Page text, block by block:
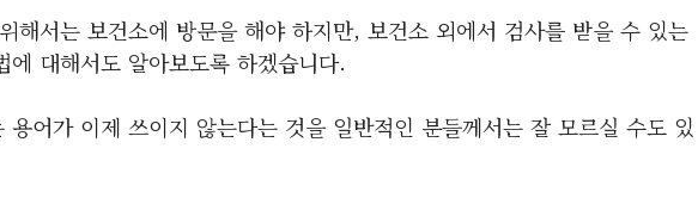
해서는 보건소에 방문을 해야 하지만, 보건소 외에서 검사를 받을 수 있는
에 대해서도 알아보도록 하겠습니다.
용어가 이제 쓰이지 않는다는 것을 일반적인 분들께서는 잘 모르실 수도 있